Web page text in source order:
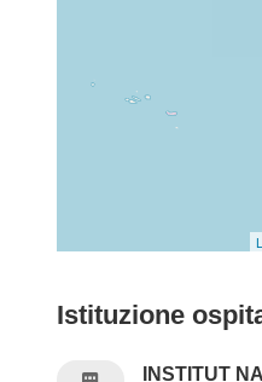
Istituzione
INSTITUT